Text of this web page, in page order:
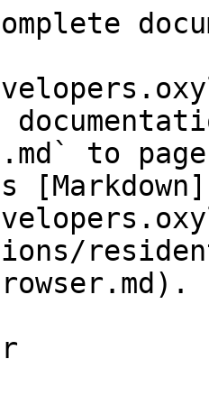
to
[Markdown]